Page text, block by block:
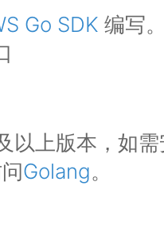
Go SDK 编写
以上版本，如
Golang。